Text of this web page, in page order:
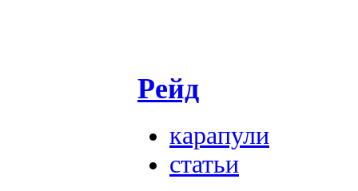
Рейд
карапули
статьи